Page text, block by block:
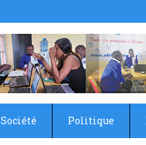
Société Politique